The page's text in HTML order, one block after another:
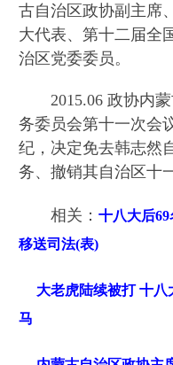
古自治区政协副主席
大代表、第十二届全
治区党委委员。
2015.06 政协内蒙
务委员会第十一次会
纪，决定免去韩志然
务、撤销其自治区十
相关：十八大后
移送司法(表)
大老虎陆续被打 十
马